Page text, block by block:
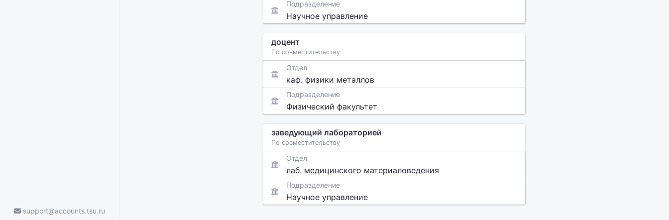
support@accounts.tsu.ru
Подразделение
Научное управление
доцент
По совместительству
Отдел
каф. физики металлов
Подразделение
Физический факультет
заведующий лабораторией
По совместительству
Отдел
лаб. медицинского материаловедения
Подразделение
Научное управление